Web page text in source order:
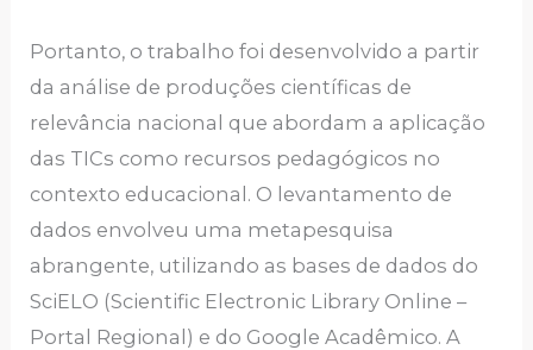
Portanto, o trabalho foi desenvolvido a partir
da análise de produções científicas de
relevância nacional que abordam a aplicação
das TICs como recursos pedagógicos no
contexto educacional. O levantamento de
dados envolveu uma metapesquisa
abrangente, utilizando as bases de dados do
SciELO (Scientific Electronic Library Online –
Portal Regional) e do Google Acadêmico. A